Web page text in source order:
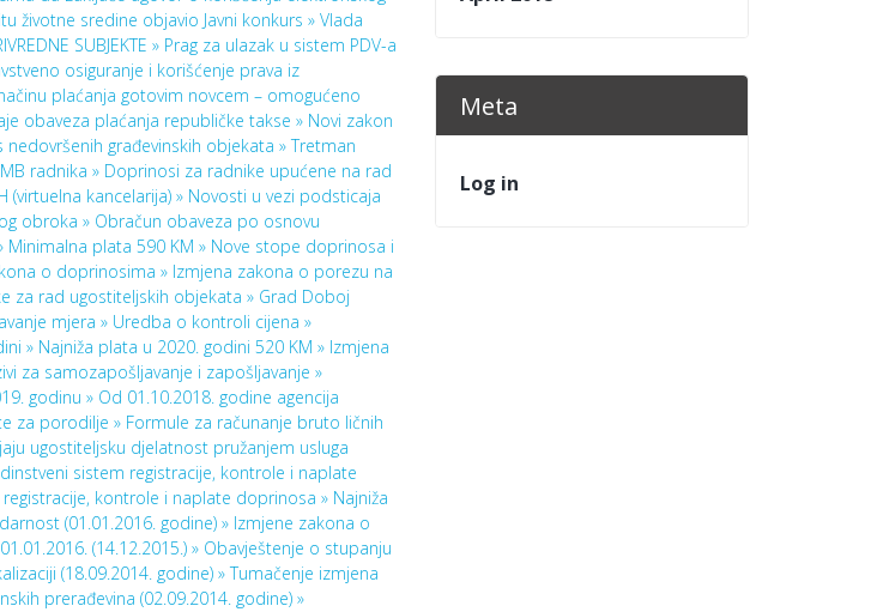
Meta
Log in
životne sredine objavio Javni konkurs » Vlada
SUBJEKTE » Prag za ulazak u sistem PDV-a
osiguranje i korišćenje prava iz
plaćanja gotovim novcem – omogućeno
obaveza plaćanja republičke takse » Novi zakon
nedovršenih građevinskih objekata »Tretman
radnika » Doprinosi za radnike upućene na rad
(virtuelna kancelarija) » Novosti u vezi podsticaja
obroka » Obračun obaveza po osnovu
Minimalna plata 590 KM » Nove stope doprinosa i
o doprinosima » Izmjena zakona o porezu na
za rad ugostiteljskih objekata » Grad Doboj
mjera » Uredba o kontroli cijena »
» Najniža plata u 2020. godini 520 KM » Izmjena
za samozapošljavanje i zapošljavanje »
godinu » Od 01.10.2018. godine agencija
za porodilje » Formule za računanje bruto ličnih
ugostiteljsku djelatnost pružanjem usluga
sistem registracije, kontrole i naplate
kontrole i naplate doprinosa » Najniža
(01.01.2016. godine) » Izmjene zakona o
(14.12.2015.) » Obavještenje o stupanju
(18.09.2014. godine) »Tumačenje izmjena
prerađevina (02.09.2014. godine) »